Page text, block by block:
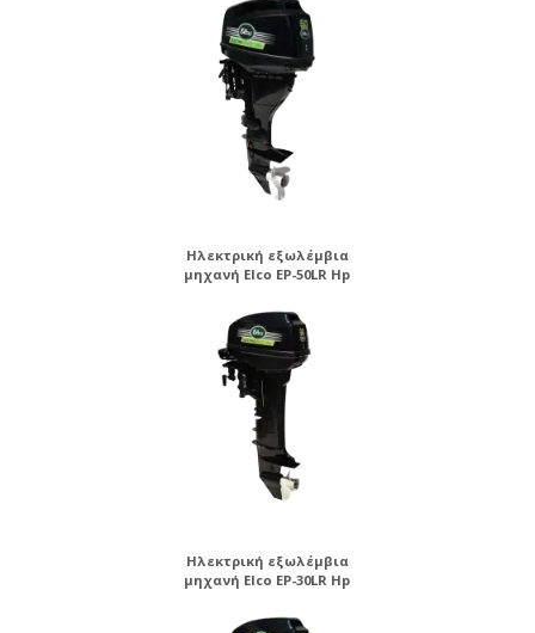
Ηλεκτρική εξωλέμβια
μηχανή Elco EP-50LR Hp
Ηλεκτρική εξωλέμβια
μηχανή Elco EP-30LR Hp